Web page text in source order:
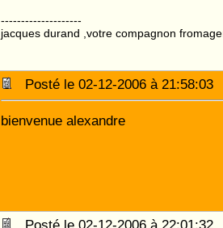
--------------------
jacques durand ,votre compagnon
Posté le 02-12-2006 à
bienvenue alexandre
Posté le 02-12-2006 à